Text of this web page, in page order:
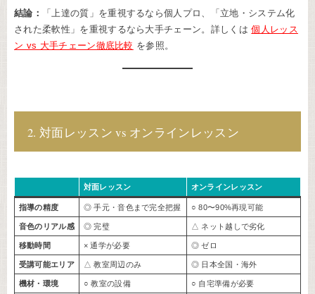
結論：
「上達の質」を重視するなら個人プロ、「立地・システム化
された柔軟性」を重視するなら大手チェーン。詳しくは個人レッス
ン vs 大手チェーン徹底比較 を参照。
2. 対面レッスン vs オンラインレッスン
対面レッスン オンラインレッスン
指導の精度 ◎ 手元・音色まで完全把握 ○ 80〜90%再現可能
音色のリアル感 ◎ 完璧 △ ネット越しで劣化
移動時間 × 通学が必要 ◎ ゼロ
受講可能エリア △ 教室周辺のみ ◎ 日本全国・海外
機材・環境 ○ 教室の設備 ○ 自宅準備が必要